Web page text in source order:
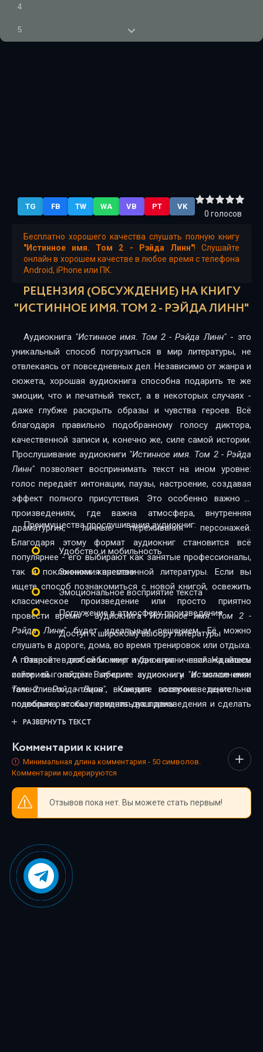
4
5
TG FB TW WA VB PT VK
0 голосов
Бесплатно хорошего качества слушать полную книгу
"Истинное имя. Том 2 - Рэйда Линн"! Слушайте
онлайн в хорошем качестве в любое время с телефона
Android, iPhone или ПК.
РЕЦЕНЗИЯ (ОБСУЖДЕНИЕ) НА КНИГУ
"ИСТИННОЕ ИМЯ. ТОМ 2 - РЭЙДА ЛИНН"
Аудиокнига "Истинное имя. Том 2 - Рэйда Линн"- это
уникальный способ погрузиться в мир литературы, не
отвлекаясь от повседневных дел. Независимо от жанра и
сюжета, хорошая аудиокнига способна подарить те же
эмоции, что и печатный текст, а в некоторых случаях -
даже глубже раскрыть образы и чувства героев. Всё
благодаря правильно подобранному голосу диктора,
качественной записи и, конечно же, силе самой истории.
Прослушивание аудиокниги "Истинное имя. Том 2 - Рэйда
Линн" позволяет воспринимать текст на ином уровне:
голос передаёт интонации, паузы, настроение, создавая
эффект полного присутствия. Это особенно важно в
произведениях, где важна атмосфера, внутренняя
драматургия, личные переживания персонажей.
Благодаря этому формат аудиокниг становится всё
популярнее - его выбирают как занятые профессионалы,
так и поклонники качественной литературы. Если вы
ищете способ познакомиться с новой книгой, освежить
классическое произведение или просто приятно
провести время - аудиокнига"Истинное имя. Том 2 -
Рэйда Линн"будет идеальным решением. Её можно
слушать в дороге, дома, во время тренировок или отдыха.
А главное - в любой момент и без ограничений. На нашем
сайте вы найдёте лучшие аудиокниги в исполнении
талантливых чтецов. Каждая озвучка тщательно
подобрана, чтобы передать дух произведения и сделать
прослушивание максимально комфортным. Новинки и
истории - мы собрали всё, чтобы каждый нашёл книгу по
душе.
Преимущества прослушивания аудиокниг:
Удобство и мобильность
Экономия времени
Эмоциональное восприятие текста
Погружение в атмосферу произведения
Доступ к широкому выбору литературы
Откройте для себя мир аудиокниг - наслаждайтесь
историей голосом. Выберите аудиокнигу "Истинное имя.
Том 2 - Рэйда Линн", включите воспроизведение - и
позвольте рассказу изменить ваш день.
РАЗВЕРНУТЬ ТЕКСТ
Комментарии к книге
Минимальная длина комментария - 50 символов.
Комментарии модерируются
Отзывов пока нет. Вы можете стать первым!